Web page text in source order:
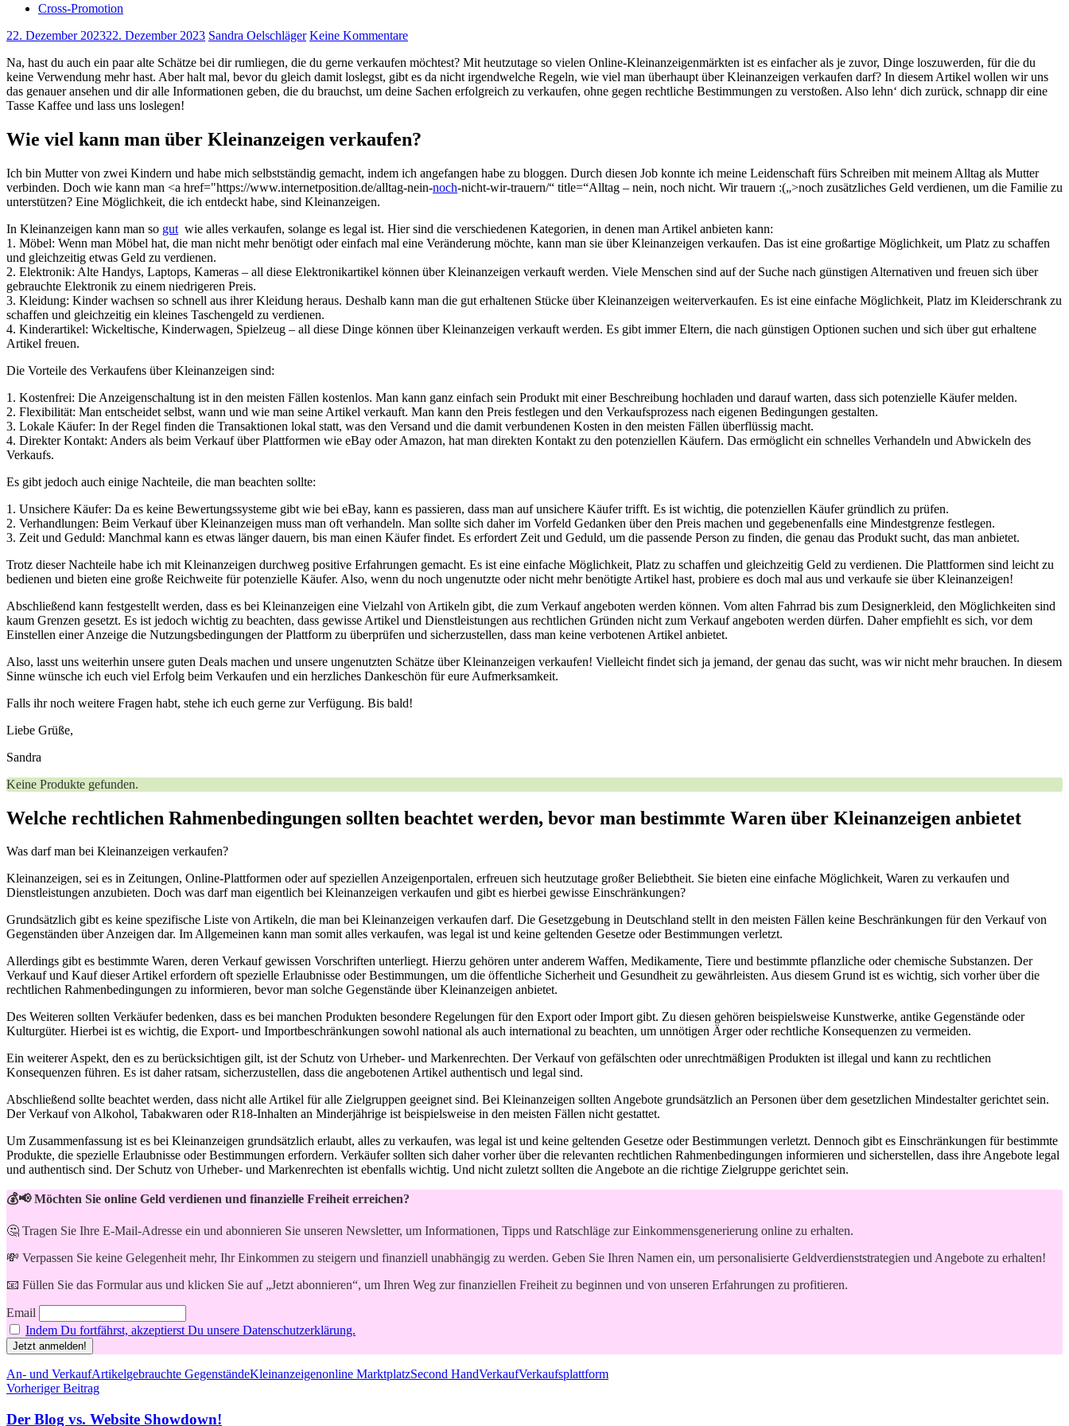
Cross-Promotion
22. Dezember 202322. Dezember 2023 Sandra Oelschläger Keine Kommentare
Na, hast du auch ein paar alte Schätze bei ⁤dir rumliegen, die ⁣du gerne verkaufen möchtest? Mit ⁢heutzutage so⁣ vielen Online-Kleinanzeigenmärkten ist es einfacher als je zuvor, Dinge loszuwerden, für die du
keine​ Verwendung mehr hast.⁣ Aber halt‌ mal, bevor⁤ du gleich damit​ loslegst, gibt⁤ es⁣ da ‍nicht irgendwelche ⁢Regeln, wie viel man überhaupt über Kleinanzeigen⁤ verkaufen darf? In‍ diesem Artikel wollen⁣ wir uns
das genauer​ ansehen‌ und⁤ dir alle Informationen geben, ⁣die​ du brauchst, um deine Sachen ⁤erfolgreich zu ​verkaufen, ohne gegen rechtliche Bestimmungen zu verstoßen. Also lehn‘ dich zurück, ⁣schnapp dir eine
Tasse Kaffee ⁢und lass uns loslegen!
Wie viel kann man über ​Kleinanzeigen verkaufen?
Ich ⁤bin Mutter von ⁣zwei Kindern und habe mich selbstständig ‌gemacht, indem⁤ ich⁣ angefangen habe zu bloggen. Durch diesen Job konnte ich ⁤meine ‍Leidenschaft ⁢fürs Schreiben mit⁣ meinem Alltag‌ als Mutter
verbinden. Doch wie kann⁢ man <a href="https://www.internetposition.de/alltag-nein-noch-nicht-wir-trauern/“ title=“Alltag – nein, noch nicht. Wir trauern :(„>noch zusätzliches Geld verdienen, um die Familie zu
unterstützen? Eine Möglichkeit, ⁣die ich entdeckt habe, sind Kleinanzeigen.
In Kleinanzeigen kann ‍man so gut ‌ wie⁤ alles verkaufen, solange es legal ‌ist.⁤ Hier⁣ sind die verschiedenen Kategorien,⁣ in denen⁤ man​ Artikel anbieten kann:
1. ⁣Möbel: Wenn man Möbel hat, die man nicht​ mehr ⁢benötigt‍ oder einfach‍ mal eine Veränderung möchte, kann man sie über Kleinanzeigen verkaufen. Das ist eine ⁣großartige Möglichkeit, um ​Platz zu schaffen
und gleichzeitig etwas ‍Geld zu verdienen.
2. Elektronik: Alte ⁣Handys, Laptops, Kameras – all⁤ diese Elektronikartikel können⁢ über Kleinanzeigen verkauft werden. Viele ⁣Menschen sind auf der Suche nach günstigen⁣ Alternativen und⁤ freuen sich über​
gebrauchte Elektronik zu einem ‌niedrigeren Preis.
3. Kleidung: Kinder wachsen so schnell aus ihrer Kleidung heraus. Deshalb kann man die gut erhaltenen Stücke über Kleinanzeigen weiterverkaufen. Es⁣ ist eine einfache ⁢Möglichkeit, Platz im Kleiderschrank zu
⁣schaffen und gleichzeitig ein ​kleines Taschengeld ⁣zu verdienen.
4. ⁤Kinderartikel: Wickeltische, Kinderwagen,⁢ Spielzeug – all diese Dinge können‍ über Kleinanzeigen verkauft werden. Es gibt immer Eltern, die nach ⁢günstigen Optionen suchen und ⁢sich​ über gut⁤ erhaltene​
Artikel freuen.
Die ⁤Vorteile des Verkaufens über Kleinanzeigen sind:
1. Kostenfrei: Die Anzeigenschaltung ist in den meisten Fällen kostenlos.‍ Man⁢ kann ‌ganz einfach sein Produkt mit einer Beschreibung hochladen ‍und darauf warten, dass sich potenzielle Käufer melden.
2. Flexibilität: Man entscheidet selbst, wann und ‌wie man seine Artikel verkauft. Man‌ kann den Preis festlegen und den Verkaufsprozess nach ⁣eigenen‍ Bedingungen gestalten.
3. ‌Lokale Käufer:​ In der Regel⁣ finden‍ die​ Transaktionen lokal ‍statt, was den Versand und die damit verbundenen Kosten in ⁣den meisten Fällen überflüssig macht.
4. Direkter Kontakt: Anders als beim Verkauf über Plattformen ⁣wie eBay oder Amazon, hat man direkten Kontakt⁢ zu den potenziellen Käufern. Das ermöglicht ein‍ schnelles Verhandeln⁤ und Abwickeln des
Verkaufs.
Es gibt jedoch auch einige Nachteile, die man‍ beachten ⁢sollte:
1. ⁤Unsichere Käufer: Da es keine​ Bewertungssysteme⁣ gibt‍ wie bei​ eBay, kann es passieren, dass man auf unsichere Käufer trifft. Es ist wichtig, ⁤die​ potenziellen Käufer‌ gründlich zu prüfen.
2. Verhandlungen:⁤ Beim ​Verkauf über Kleinanzeigen muss man‍ oft verhandeln. Man sollte‍ sich daher⁣ im Vorfeld Gedanken‍ über den Preis machen und gegebenenfalls eine Mindestgrenze festlegen.
3. Zeit und Geduld:⁤ Manchmal kann‍ es⁤ etwas‍ länger dauern, bis man ​einen ‍Käufer findet. Es ‍erfordert⁣ Zeit und Geduld, ​um die ⁣passende Person zu finden,⁢ die genau das Produkt sucht, das man anbietet.
Trotz‌ dieser Nachteile habe ich ⁢mit Kleinanzeigen durchweg positive⁢ Erfahrungen gemacht. Es​ ist eine einfache Möglichkeit, Platz⁤ zu⁢ schaffen und gleichzeitig Geld zu verdienen. Die Plattformen sind leicht zu
bedienen und bieten eine große ‌Reichweite für potenzielle Käufer. ‍Also, ⁣wenn du noch ungenutzte oder nicht mehr⁣ benötigte Artikel hast, probiere es doch mal aus und verkaufe sie über Kleinanzeigen!
Abschließend kann‌ festgestellt werden, dass es bei Kleinanzeigen eine‍ Vielzahl von ⁤Artikeln gibt, die‍ zum Verkauf​ angeboten werden können. ⁢Vom alten ‌Fahrrad bis zum Designerkleid, den Möglichkeiten sind
kaum⁤ Grenzen gesetzt. Es ist​ jedoch ‍wichtig zu beachten, dass gewisse Artikel und Dienstleistungen aus rechtlichen Gründen​ nicht zum Verkauf angeboten werden dürfen.⁣ Daher empfiehlt ‌es sich, vor⁢ dem
Einstellen einer ‍Anzeige die Nutzungsbedingungen ⁤der⁣ Plattform zu überprüfen und sicherzustellen, dass man keine verbotenen Artikel anbietet.
Also, lasst ⁢uns ‍weiterhin unsere guten ⁤Deals machen und unsere ungenutzten Schätze über‍ Kleinanzeigen verkaufen! Vielleicht findet sich ja jemand, der genau das sucht, was⁢ wir nicht mehr brauchen. In diesem
Sinne wünsche ich euch viel Erfolg beim Verkaufen und ein herzliches Dankeschön für eure​ Aufmerksamkeit.
Falls ihr noch weitere Fragen habt, stehe ich euch gerne zur ‍Verfügung. ‍Bis bald!
Liebe Grüße,
Sandra ⁢
Keine Produkte gefunden.
Welche rechtlichen Rahmenbedingungen sollten beachtet werden, bevor man bestimmte Waren über Kleinanzeigen anbietet
Was darf man bei Kleinanzeigen verkaufen?
Kleinanzeigen, sei es in Zeitungen, Online-Plattformen oder auf speziellen Anzeigenportalen, erfreuen sich heutzutage großer Beliebtheit. Sie bieten eine einfache Möglichkeit, Waren zu verkaufen und
Dienstleistungen anzubieten. Doch was darf man eigentlich bei Kleinanzeigen verkaufen und gibt es hierbei gewisse Einschränkungen?
Grundsätzlich gibt es keine spezifische Liste von Artikeln, die man bei Kleinanzeigen verkaufen darf. Die Gesetzgebung in Deutschland stellt in den meisten Fällen keine Beschränkungen für den Verkauf von
Gegenständen über Anzeigen dar. Im Allgemeinen kann man somit alles verkaufen, was legal ist und keine geltenden Gesetze oder Bestimmungen verletzt.
Allerdings gibt es bestimmte Waren, deren Verkauf gewissen Vorschriften unterliegt. Hierzu gehören unter anderem Waffen, Medikamente, Tiere und bestimmte pflanzliche oder chemische Substanzen. Der
Verkauf und Kauf dieser Artikel erfordern oft spezielle Erlaubnisse oder Bestimmungen, um die öffentliche Sicherheit und Gesundheit zu gewährleisten. Aus diesem Grund ist es wichtig, sich vorher über die
rechtlichen Rahmenbedingungen zu informieren, bevor man solche Gegenstände über Kleinanzeigen anbietet.
Des Weiteren sollten Verkäufer bedenken, dass es bei manchen Produkten besondere Regelungen für den Export oder Import gibt. Zu diesen gehören beispielsweise Kunstwerke, antike Gegenstände oder
Kulturgüter. Hierbei ist es wichtig, die Export- und Importbeschränkungen sowohl national als auch international zu beachten, um unnötigen Ärger oder rechtliche Konsequenzen zu vermeiden.
Ein weiterer Aspekt, den es zu berücksichtigen gilt, ist der Schutz von Urheber- und Markenrechten. Der Verkauf von gefälschten oder unrechtmäßigen Produkten ist illegal und kann zu rechtlichen
Konsequenzen führen. Es ist daher ratsam, sicherzustellen, dass die angebotenen Artikel authentisch und legal sind.
Abschließend sollte beachtet werden, dass nicht alle Artikel für alle Zielgruppen geeignet sind. Bei Kleinanzeigen sollten Angebote grundsätzlich an Personen über dem gesetzlichen Mindestalter gerichtet sein.
Der Verkauf von Alkohol, Tabakwaren oder R18-Inhalten an Minderjährige ist beispielsweise in den meisten Fällen nicht gestattet.
Um Zusammenfassung ist es bei Kleinanzeigen grundsätzlich erlaubt, alles zu verkaufen, was legal ist und keine geltenden Gesetze oder Bestimmungen verletzt. Dennoch gibt es Einschränkungen für bestimmte
Produkte, die spezielle Erlaubnisse oder Bestimmungen erfordern. Verkäufer sollten sich daher vorher über die relevanten rechtlichen Rahmenbedingungen informieren und sicherstellen, dass ihre Angebote legal
und authentisch sind. Der Schutz von Urheber- und Markenrechten ist ebenfalls wichtig. Und nicht zuletzt sollten die Angebote an die richtige Zielgruppe gerichtet sein.
💰📢 Möchten Sie online Geld verdienen und finanzielle Freiheit erreichen?
🤔 Tragen Sie Ihre E-Mail-Adresse ein und abonnieren Sie unseren Newsletter, um Informationen, Tipps und Ratschläge zur Einkommensgenerierung online zu erhalten.
💸 Verpassen Sie keine Gelegenheit mehr, Ihr Einkommen zu steigern und finanziell unabhängig zu werden. Geben Sie Ihren Namen ein, um personalisierte Geldverdienststrategien und Angebote zu erhalten!
📧 Füllen Sie das Formular aus und klicken Sie auf „Jetzt abonnieren“, um Ihren Weg zur finanziellen Freiheit zu beginnen und von unseren Erfahrungen zu profitieren.
Email
Indem Du fortfährst, akzeptierst Du unsere Datenschutzerklärung.
Schlagwörter
An- und VerkaufArtikelgebrauchte GegenständeKleinanzeigenonline MarktplatzSecond HandVerkaufVerkaufsplattform
Beitragsnavigation
Vorheriger Beitrag
Der Blog vs. Website Showdown!